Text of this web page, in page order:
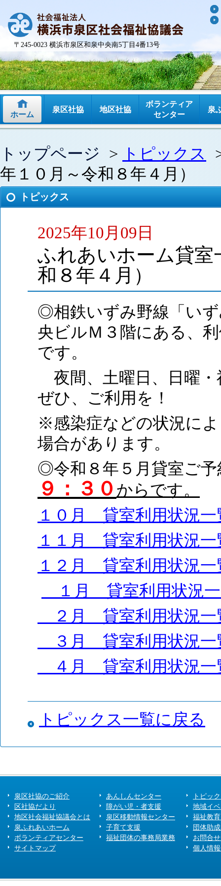
〒245-0023 横浜市泉区和泉中央南5丁目4番13号
ホーム
泉区社協 地区社協
ボランティア
センター
泉
トップページ >トピックス
年１０月～令和８年４月）
トピックス
2025年10月09日
ふれあいホーム貸室
和８年４月）
◎相鉄いずみ野線「い
央ビルＭ３階にある、
です。
夜間、土曜日、日曜
ぜひ、ご利用を！
※感染症などの状況に
場合があります。
◎令和８年５月貸室ご予
９：３０ からです。
１０月 貸室利用状況一
１１月 貸室利用状況一
１２月 貸室利用状況一
１月 貸室利用状況
２月 貸室利用状況一
３月 貸室利用状況一
４月 貸室利用状況一
トピックス一覧に戻る
泉区社協のご紹介
区社協だより
地区社会福祉協議会とは
泉ふれあいホーム
ボランティアセンター
サイトマップ
あんしんセンター
障がい児・者支援
泉区移動情報センター
子育て支援
福祉団体の事務局業務
トピッ
地域イ
福祉教
団体助
お問合
個人情